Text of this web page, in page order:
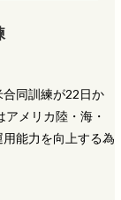
同訓練が22日か
メリカ陸・海・
能力を向上する為